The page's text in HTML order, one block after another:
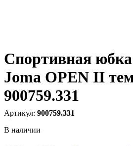
Спортивная
Joma OPEN II
900759.331
900759.331
В наличии